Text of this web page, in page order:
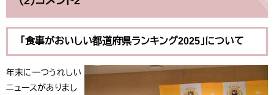
「食事がおいしい都道府県ランキング2025」について
年末に一つうれしい
ニュースがありまし